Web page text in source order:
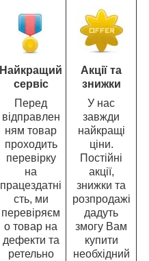
Найкращий
сервіс
Перед
відправлен
ням товар
проходить
перевірку
на
працездатні
сть, ми
перевіряєм
о товар на
дефекти та
ретельно
Акції та
знижки
У нас
завжди
найкращі
ціни.
Постійні
акції,
знижки та
розпродажі
дадуть
змогу Вам
купити
необхідний